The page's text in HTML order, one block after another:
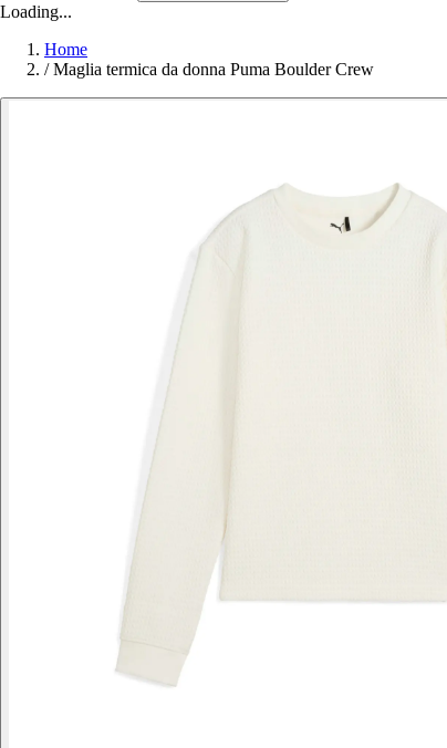
Loading...
Home
/ Maglia termica da donna Puma Boulder Crew